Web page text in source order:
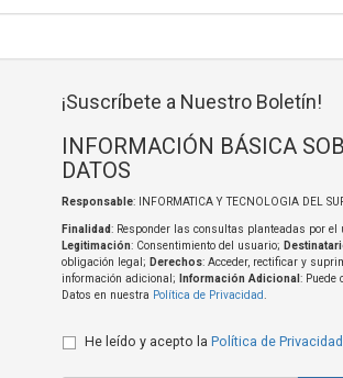
¡Suscríbete a Nuestro Boletín!
INFORMACIÓN BÁSICA
DATOS
Responsable: INFORMATICA Y TECNOLOGIA DEL
Finalidad: Responder las consultas planteadas por
Legitimación: Consentimiento del usuario;
obligación legal; Derechos: Acceder, rectificar y
información adicional;
Información Adicional : Puede
Datos en nuestra Política de Privacidad.
He leído y acepto la Política de Privacidad